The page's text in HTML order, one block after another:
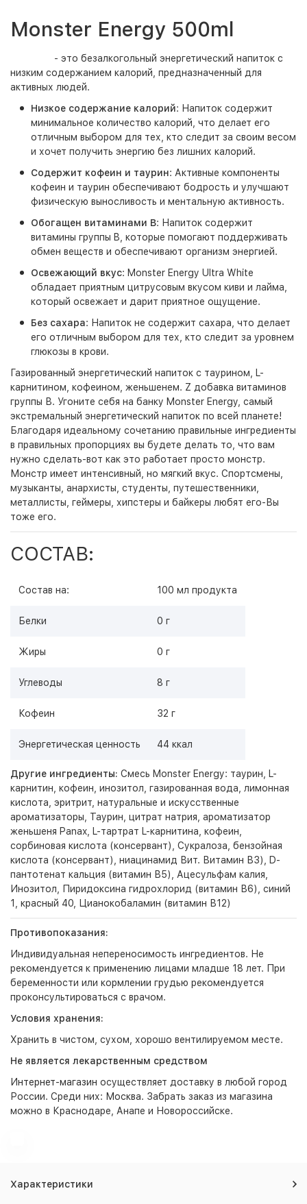
Monster Energy 500ml
- это безалкогольный энергетический напиток с
низким содержанием калорий, предназначенный для
активных людей.
Низкое содержание калорий: Напиток содержит
минимальное количество калорий, что делает его
отличным выбором для тех, кто следит за своим весом
и хочет получить энергию без лишних калорий.
Содержит кофеин и таурин: Активные компоненты
кофеин и таурин обеспечивают бодрость и улучшают
физическую выносливость и ментальную активность.
Обогащен витаминами B: Напиток содержит
витамины группы B, которые помогают поддерживать
обмен веществ и обеспечивают организм энергией.
Освежающий вкус: Monster Energy Ultra White
обладает приятным цитрусовым вкусом киви и лайма,
который освежает и дарит приятное ощущение.
Без сахара: Напиток не содержит сахара, что делает
его отличным выбором для тех, кто следит за уровнем
глюкозы в крови.
Газированный энергетический напиток с таурином, L-
карнитином, кофеином, женьшенем. Z добавка витаминов
группы В. Угоните себя на банку Monster Energy, самый
экстремальный энергетический напиток по всей планете!
Благодаря идеальному сочетанию правильные ингредиенты
в правильных пропорциях вы будете делать то, что вам
нужно сделать-вот как это работает просто монстр.
Монстр имеет интенсивный, но мягкий вкус. Спортсмены,
музыканты, анархисты, студенты, путешественники,
металлисты, геймеры, хипстеры и байкеры любят его-Вы
тоже его.
СОСТАВ:
Состав на: 100 мл продукта
Белки 0 г
Жиры 0 г
Углеводы 8 г
Кофеин 32 г
Энергетическая ценность 44 ккал
Другие ингредиенты: Смесь Monster Energy: таурин, L-
карнитин, кофеин, инозитол, газированная вода, лимонная
кислота, эритрит, натуральные и искусственные
ароматизаторы, Таурин, цитрат натрия, ароматизатор
женьшеня Panax, L-тартрат L-карнитина, кофеин,
сорбиновая кислота (консервант), Сукралоза, бензойная
кислота (консервант), ниацинамид Вит. Витамин В3), D-
пантотенат кальция (витамин В5), Ацесульфам калия,
Инозитол, Пиридоксина гидрохлорид (витамин В6), синий
1, красный 40, Цианокобаламин (витамин В12)
Противопоказания:
Индивидуальная непереносимость ингредиентов. Не
рекомендуется к применению лицами младше 18 лет. При
беременности или кормлении грудью рекомендуется
проконсультироваться с врачом.
Условия хранения:
Хранить в чистом, сухом, хорошо вентилируемом месте.
Не является лекарственным средством
Интернет-магазин осуществляет доставку в любой город
России. Среди них: Москва. Забрать заказ из магазина
можно в Краснодаре, Анапе и Новороссийске.
Характеристики